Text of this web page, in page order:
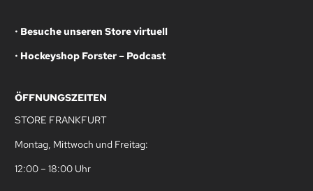
• Besuche unseren Store virtuell
• Hockeyshop Forster – Podcast
ÖFFNUNGSZEITEN
STORE FRANKFURT
Montag, Mittwoch und Freitag:
12:00 – 18:00 Uhr